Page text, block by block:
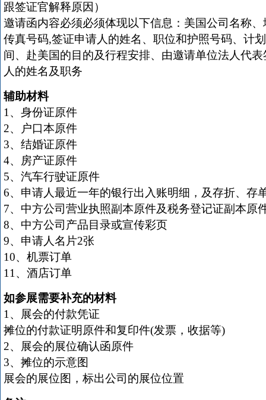
跟签证官解释原因）
邀请函内容必须必须体现以下信息：美国公司名称
传真号码,签证申请人的姓名、职位和护照号码、计
间、赴美国的目的及行程安排、由邀请单位法人代
人的姓名及职务
辅助材料
1、身份证原件
2、户口本原件
3、结婚证原件
4、房产证原件
5、汽车行驶证原件
6、申请人最近一年的银行出入账明细，及存折、存
7、中方公司营业执照副本原件及税务登记证副本原
8、中方公司产品目录或宣传彩页
9、申请人名片2张
10、机票订单
11、酒店订单
如参展需要补充的材料
1、展会的付款凭证
摊位的付款证明原件和复印件(发票，收据等)
2、展会的展位确认函原件
3、摊位的示意图
展会的展位图，标出公司的展位位置